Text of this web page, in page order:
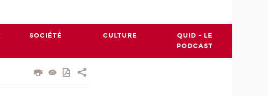
SOCIÉTÉ CULTURE
QUID - LE
PODCAST